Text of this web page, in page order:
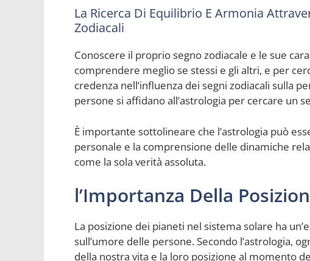
La Ricerca Di Equilibrio E Armonia
Zodiacali
Conoscere il proprio segno zodiacale e le sue
comprendere meglio se stessi e gli altri, e per
credenza nell’influenza dei segni zodiacali sulla
persone si affidano all’astrologia per cercare un
È importante sottolineare che l’astrologia può
personale e la comprensione delle dinamiche
come la sola verità assoluta.
l’Importanza Della
La posizione dei pianeti nel sistema solare ha
sull’umore delle persone. Secondo l’astrologia,
della nostra vita e la loro posizione al momento